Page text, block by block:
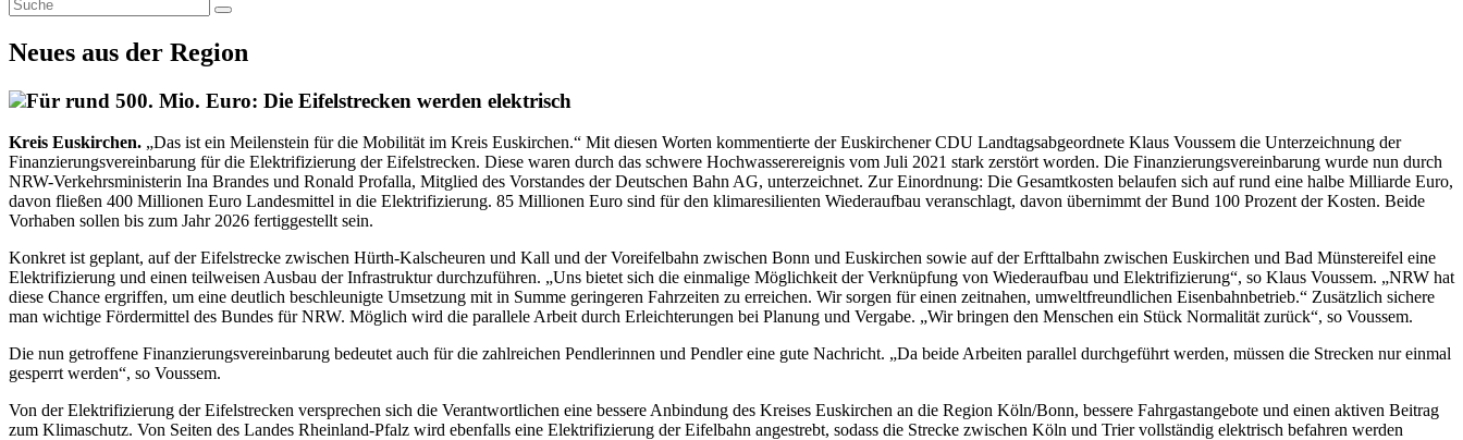
Neues aus der Region
Für rund 500. Mio. Euro: Die Eifelstrecken werden elektrisch
Kreis Euskirchen. „Das ist ein Meilenstein für die Mobilität im Kreis Euskirchen.“ Mit diesen Worten kommentierte der Euskirchener CDU Landtagsabgeordnete Klaus Voussem die Unterzeichnung der
Finanzierungsvereinbarung für die Elektrifizierung der Eifelstrecken. Diese waren durch das schwere Hochwasserereignis vom Juli 2021 stark zerstört worden. Die Finanzierungsvereinbarung wurde nun durch
NRW-Verkehrsministerin Ina Brandes und Ronald Profalla, Mitglied des Vorstandes der Deutschen Bahn AG, unterzeichnet. Zur Einordnung: Die Gesamtkosten belaufen sich auf rund eine halbe Milliarde Euro,
davon fließen 400 Millionen Euro Landesmittel in die Elektrifizierung. 85 Millionen Euro sind für den klimaresilienten Wiederaufbau veranschlagt, davon übernimmt der Bund 100 Prozent der Kosten. Beide
Vorhaben sollen bis zum Jahr 2026 fertiggestellt sein.
Konkret ist geplant, auf der Eifelstrecke zwischen Hürth-Kalscheuren und Kall und der Voreifelbahn zwischen Bonn und Euskirchen sowie auf der Erfttalbahn zwischen Euskirchen und Bad Müns­tereifel eine
Elektrifizierung und einen teilweisen Ausbau der Infrastruktur durchzuführen. „Uns bietet sich die einmalige Möglichkeit der Verknüpfung von Wie­deraufbau und Elektrifizierung“, so Klaus Voussem. „NRW hat
diese Chance ergriffen, um eine deutlich beschleunigte Umsetzung mit in Summe geringeren Fahrzeiten zu erreichen. Wir sorgen für einen zeitna­hen, umweltfreundlichen Eisenbahnbetrieb.“ Zusätzlich sichere
man wichtige Fördermittel des Bundes für NRW. Möglich wird die parallele Arbeit durch Erleichterungen bei Planung und Vergabe. „Wir bringen den Menschen ein Stück Normalität zurück“, so Voussem.
Die nun getroffene Finanzierungsvereinbarung bedeutet auch für die zahlreichen Pendlerinnen und Pendler eine gute Nachricht. „Da beide Arbeiten parallel durchgeführt werden, müssen die Strecken nur einmal
gesperrt werden“, so Voussem.
Von der Elektrifizierung der Eifelstrecken versprechen sich die Verantwortlichen eine bessere Anbindung des Kreises Euskirchen an die Region Köln/Bonn, bessere Fahrgastangebote und einen aktiven Beitrag
zum Klimaschutz. Von Seiten des Landes Rheinland-Pfalz wird ebenfalls eine Elektrifizierung der Eifelbahn angestrebt, sodass die Strecke zwischen Köln und Trier vollständig elektrisch befahren werden